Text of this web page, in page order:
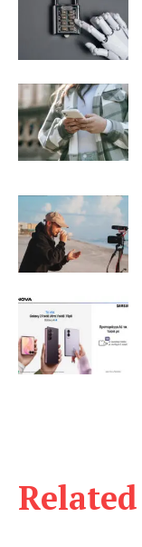
Related